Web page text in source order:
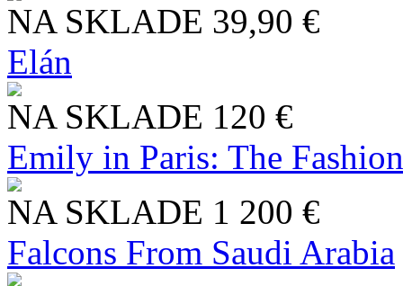
NA SKLADE 39,90 €
Elán
NA SKLADE 120 €
Emily in Paris: The
NA SKLADE 1 200 €
Falcons From Saudi Arabia